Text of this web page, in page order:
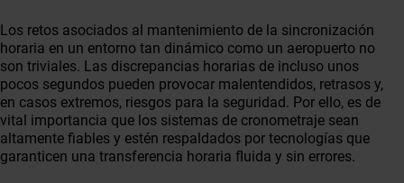
Los retos asociados al mantenimiento de la sincronización
horaria en un entorno tan dinámico como un aeropuerto no
son triviales. Las discrepancias horarias de incluso unos
pocos segundos pueden provocar malentendidos, retrasos y,
en casos extremos, riesgos para la seguridad. Por ello, es de
vital importancia que los sistemas de cronometraje sean
altamente fiables y estén respaldados por tecnologías que
garanticen una transferencia horaria fluida y sin errores.